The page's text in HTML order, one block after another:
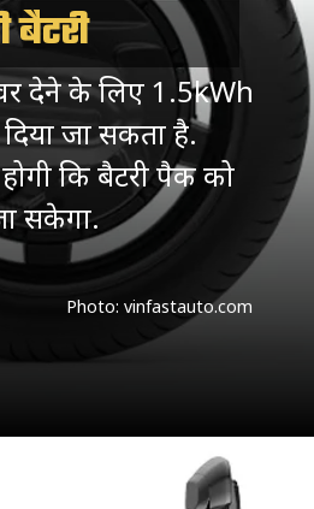
बैटरी
देने के लिए 1.5kWh
जा सकता है.
कि बैटरी पैक को
सकेगा.
Photo: vinfastauto.com